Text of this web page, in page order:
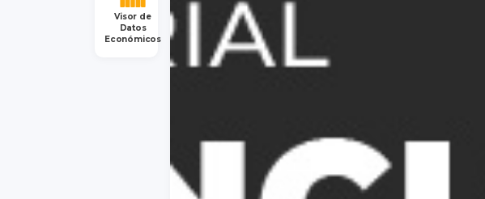
Visor de
Datos
Económicos